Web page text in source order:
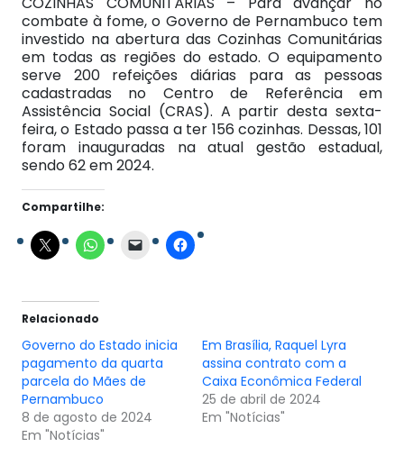
combate à fome, o Governo de Pernambuco tem
investido na abertura das Cozinhas Comunitárias
em todas as regiões do estado. O equipamento
serve 200 refeições diárias para as pessoas
cadastradas no Centro de Referência em
Assistência Social (CRAS). A partir desta sexta-
feira, o Estado passa a ter 156 cozinhas. Dessas, 101
foram inauguradas na atual gestão estadual,
sendo 62 em 2024.
Compartilhe:
Relacionado
Governo do Estado inicia
pagamento da quarta
parcela do Mães de
Pernambuco
8 de agosto de 2024
Em "Notícias"
Em Brasília, Raquel Lyra
assina contrato com a
Caixa Econômica Federal
25 de abril de 2024
Em "Notícias"